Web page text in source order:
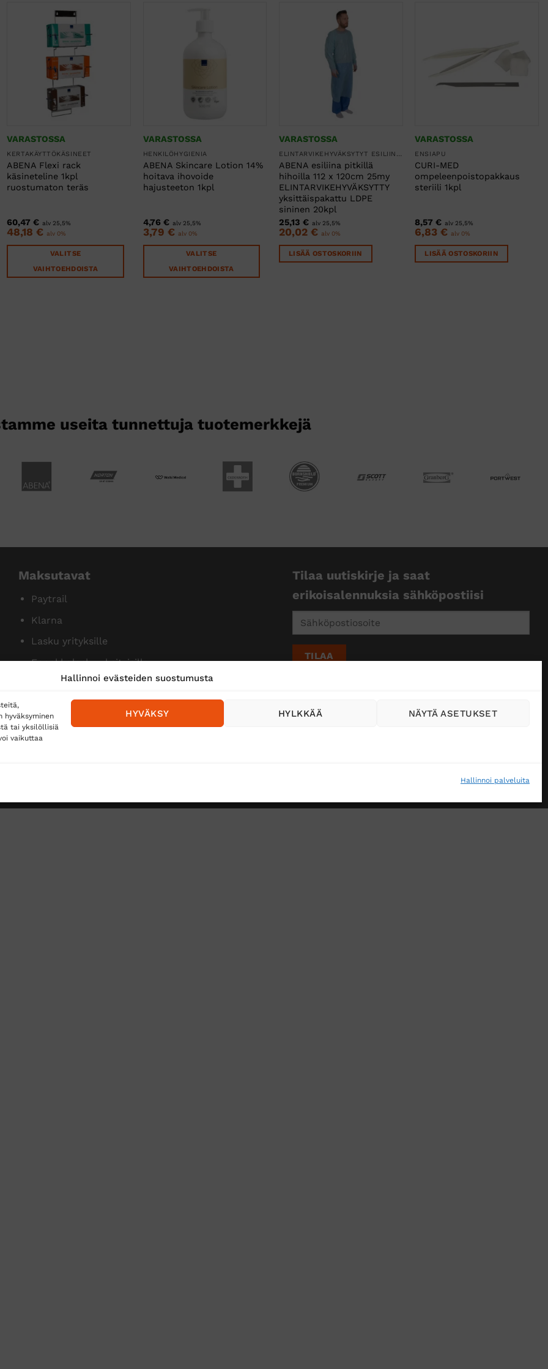
Hallinnoi evästeiden suostumusta
tai yksilöllisiä
vaikuttaa
Hallinnoi palveluita
HYVÄKSY HYLKKÄÄ NÄYTÄ ASETUKSET
VARASTOSSA
KERTAKÄYTTÖKÄSINEET
ABENA Flexi rack
käsineteline 1kpl
ruostumaton teräs
60,47€ alv 25,5%
48,18€ alv 0%
VALITSE
VAIHTOEHDOISTA
VARASTOSSA
HENKILÖHYGIENIA
ABENA Skincare Lotion 14%
hoitava ihovoide
hajusteeton 1kpl
4,76 € alv 25,5%
3,79 € alv 0%
VALITSE
VAIHTOEHDOISTA
VARASTOSSA
ELINTARVIKEHYVÄKSYTYT ESILIINAT
ABENA esiliina pitkillä
hihoilla 112 x 120cm 25my
ELINTARVIKEHYVÄKSYTTY
yksittäispakattu LDPE
sininen 20kpl
25,13€ alv 25,5%
20,02€ alv 0%
LISÄÄ OSTOSKORIIN
VARASTOSSA
ENSIAPU
CURI-MED
ompeleenpoistopakkaus
steriili 1kpl
8,57€ alv 25,5%
6,83€ alv 0%
LISÄÄ OSTOSKORIIN
useita tunnettuja tuotemerkkejä
Maksutavat
Paytrail
Klarna
Lasku yrityksille
Ennakkolasku yksityisille
Tilaa uutiskirje ja saat
erikoisalennuksia sähköpostiisi